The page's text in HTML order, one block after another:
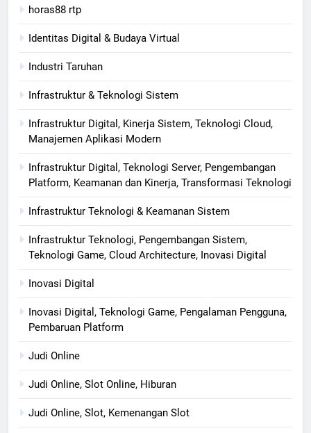
horas88 rtp
Identitas Digital & Budaya Virtual
Industri Taruhan
Infrastruktur & Teknologi Sistem
Infrastruktur Digital, Kinerja Sistem, Teknologi Cloud,
Manajemen Aplikasi Modern
Infrastruktur Digital, Teknologi Server, Pengembangan
Platform, Keamanan dan Kinerja, Transformasi Teknologi
Infrastruktur Teknologi & Keamanan Sistem
Infrastruktur Teknologi, Pengembangan Sistem,
Teknologi Game, Cloud Architecture, Inovasi Digital
Inovasi Digital
Inovasi Digital, Teknologi Game, Pengalaman Pengguna,
Pembaruan Platform
Judi Online
Judi Online, Slot Online, Hiburan
Judi Online, Slot, Kemenangan Slot